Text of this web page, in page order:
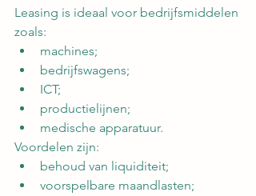
Leasing is ideaal voor bedrijfsmiddelen
zoals:
machines;
bedrijfswagens;
ICT;
productielijnen;
medische apparatuur.
Voordelen zijn:
behoud van liquiditeit;
voorspelbare maandlasten;